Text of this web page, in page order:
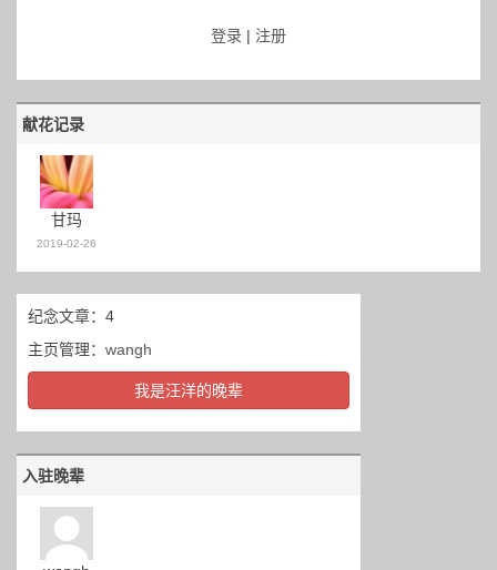
登录 | 注册
献花记录
甘玛
2019-02-26
纪念文章：4
主页管理： wangh
我是汪洋的晚辈
入驻晚辈